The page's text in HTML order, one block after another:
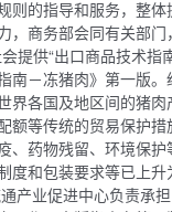
则的指导和服务，整
，商务部会同有关部门
提供“出口商品技术指
南－冻猪肉》第一版
界各国及地区间的猪
额等传统的贸易保护
、药物残留、环境保
度和包装要求等已上
产业促进中心负责承